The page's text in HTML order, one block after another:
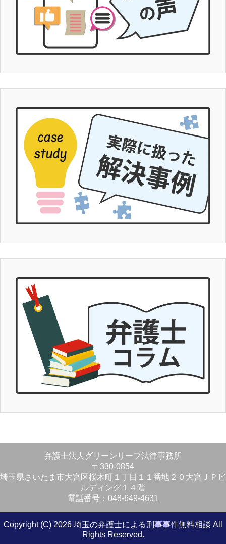
弁護士法人グリーンリーフ法律事務所
〒330-0854
埼玉県さいたま市大宮区桜木町１丁目１１番地２０大宮ＪＰビ
ルディング１４階
電話番号：048-649-4631
Copyright (C) 2026 埼玉の弁護士による刑事事件無料相談 All
Rights Reserved.